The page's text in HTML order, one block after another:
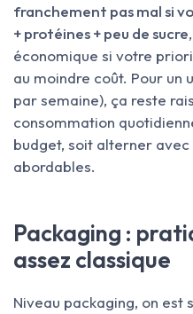
franchement pas mal si
+ protéines + peu de sucre
économique si votre
au moindre coût. Pour un
par semaine), ça reste
consommation
budget, soit alterner avec
abordables.
Packaging :
assez classique
Niveau packaging, on est